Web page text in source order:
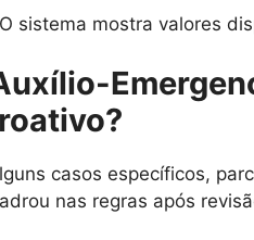
sistema mostra valores
casos específicos,
nas regras após